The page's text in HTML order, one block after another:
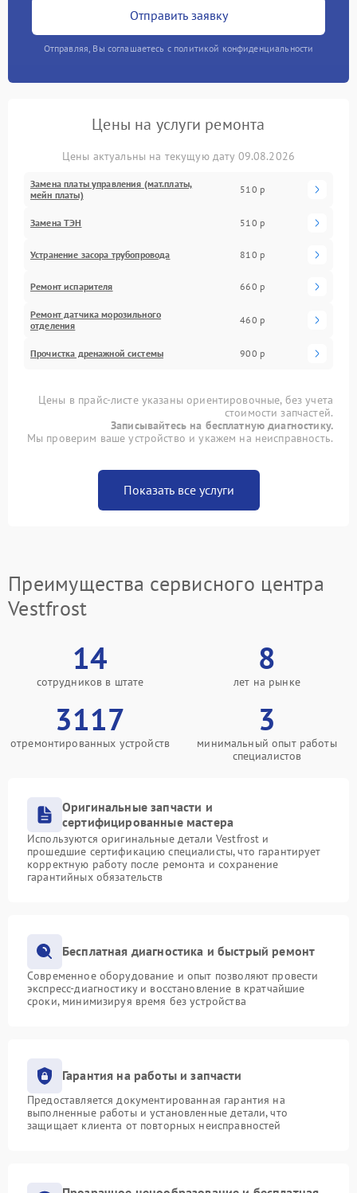
Отправить заявку
Отправляя, Вы соглашаетесь с политикой конфиденциальности
Цены на услуги ремонта
Цены актуальны на текущую дату 09.08.2026
Замена платы управления (мат.платы,
мейн платы)
510 р
Замена ТЭН 510 р
Устранение засора трубопровода 810 р
Ремонт испарителя 660 р
Ремонт датчика морозильного
отделения
460 р
Прочистка дренажной системы 900 р
Цены в прайс-листе указаны ориентировочные, без учета
стоимости запчастей.
Записывайтесь на бесплатную диагностику.
Мы проверим ваше устройство и укажем на неисправность.
Показать все услуги
Преимущества сервисного центра
Vestfrost
14
сотрудников в штате
8
лет на рынке
3117
отремонтированных устройств
3
минимальный опыт работы
специалистов
Оригинальные запчасти и
сертифицированные мастера
Используются оригинальные детали Vestfrost и
прошедшие сертификацию специалисты, что гарантирует
корректную работу после ремонта и сохранение
гарантийных обязательств
Бесплатная диагностика и быстрый ремонт
Современное оборудование и опыт позволяют провести
экспресс-диагностику и восстановление в кратчайшие
сроки, минимизируя время без устройства
Гарантия на работы и запчасти
Предоставляется документированная гарантия на
выполненные работы и установленные детали, что
защищает клиента от повторных неисправностей